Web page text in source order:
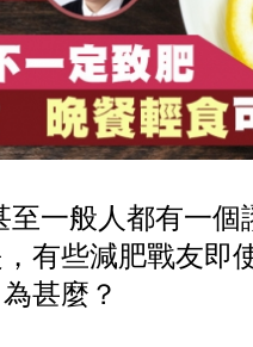
至一般人都有一個
有些減肥戰友即
甚麼？